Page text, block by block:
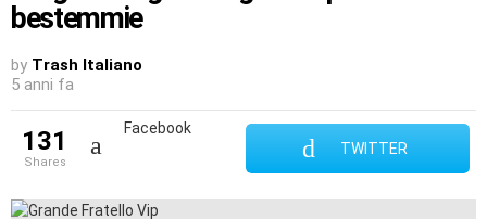
bestemmie
by Trash Italiano
5 anni fa
131
shares
Facebook
TWITTER